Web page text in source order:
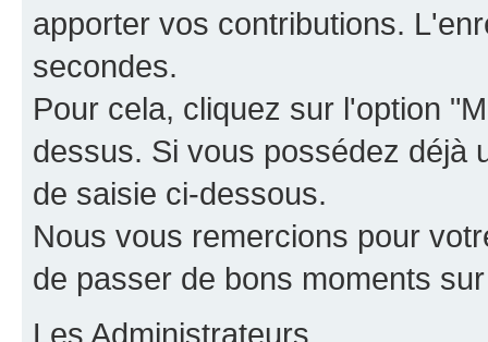
apporter vos contributions.
secondes.
Pour cela, cliquez sur l'option
dessus. Si vous possédez déjà
de saisie ci-dessous.
Nous vous remercions pour
de passer de bons moments
Les Administrateurs